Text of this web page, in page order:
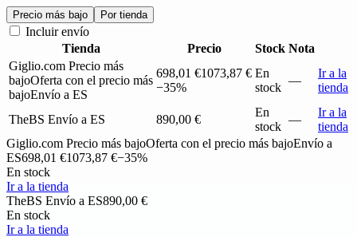
Precio más bajo Por tienda
Incluir envío
Tienda
Precio Stock Nota
Giglio.com Precio más
bajoOferta con el precio más
bajoEnvío a ES
698,01 €1073,87 €
−35%
En
stock
—
Ir a la
tienda
TheBS Envío a ES 890,00 €
En
stock
—
Ir a la
tienda
Giglio.com Precio más bajoOferta con el precio más bajoEnvío a
ES698,01 €1073,87 €−35%
En stock
Ir a la tienda
TheBS Envío a ES890,00 €
En stock
Ir a la tienda